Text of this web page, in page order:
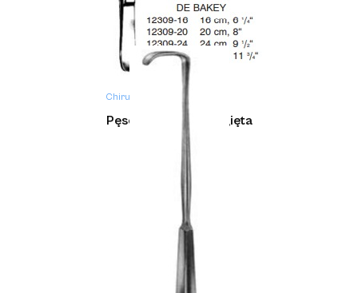
Chirurgia
Pęseta DEBAKEY wygięta